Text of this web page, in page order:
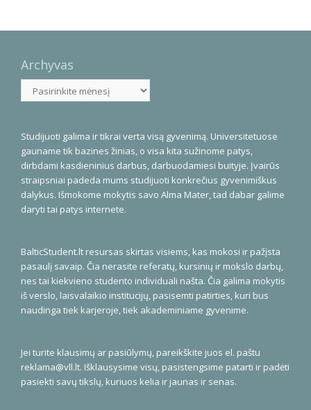
Archyvas
Archyvas
Studijuoti galima ir tikrai verta visą gyvenimą. Universitetuose
gauname tik bazines žinias, o visa kita sužinome patys,
dirbdami kasdieninius darbus, darbuodamiesi buityje. Įvairūs
straipsniai padeda mums studijuoti konkrečius gyvenimiškus
dalykus. Išmokome mokytis savo Alma Mater, tad dabar galime
daryti tai patys internete.
BalticStudent.lt resursas skirtas visiems, kas mokosi ir pažįsta
pasaulį savaip. Čia nerasite referatų, kursinių ir mokslo darbų,
nes tai kiekvieno studento individuali našta. Čia galima mokytis
iš verslo, laisvalaikio institucijų, pasisemti patirties, kuri bus
naudinga tiek karjeroje, tiek akademiniame gyvenime.
Jei turite klausimų ar pasiūlymų, pareikškite juos el. paštu
reklama@vll.lt. Išklausysime visų, pasistengsime patarti ir padėti
pasiekti savų tikslų, kuriuos kelia ir jaunas ir senas.